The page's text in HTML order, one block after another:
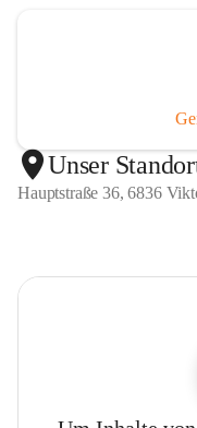
Unser
Hauptstraße 36, 6836